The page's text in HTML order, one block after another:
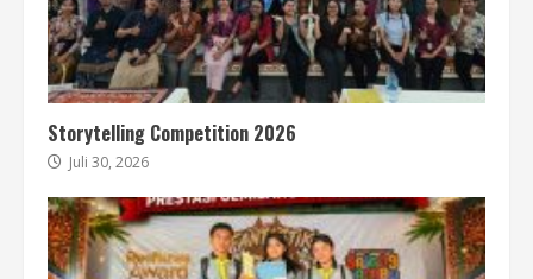
Storytelling Competition 2026
Juli 30, 2026